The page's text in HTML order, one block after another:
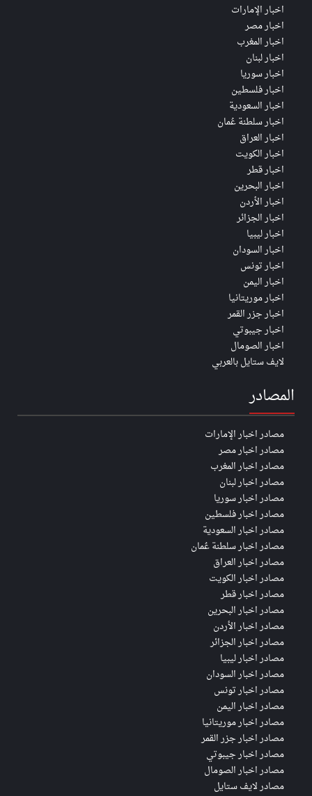
اخبار الإمارات
اخبار مصر
اخبار المغرب
اخبار لبنان
اخبار سوريا
اخبار فلسطين
اخبار السعودية
اخبار سلطنة عُمان
اخبار العراق
اخبار الكويت
اخبار قطر
اخبار البحرين
اخبار الأردن
اخبار الجزائر
اخبار ليبيا
اخبار السودان
اخبار تونس
اخبار اليمن
اخبار موريتانيا
اخبار جزر القمر
اخبار جيبوتي
اخبار الصومال
لايف ستايل بالعربي
المصادر
مصادر اخبار الإمارات
مصادر اخبار مصر
مصادر اخبار المغرب
مصادر اخبار لبنان
مصادر اخبار سوريا
مصادر اخبار فلسطين
مصادر اخبار السعودية
مصادر اخبار سلطنة عُمان
مصادر اخبار العراق
مصادر اخبار الكويت
مصادر اخبار قطر
مصادر اخبار البحرين
مصادر اخبار الأردن
مصادر اخبار الجزائر
مصادر اخبار ليبيا
مصادر اخبار السودان
مصادر اخبار تونس
مصادر اخبار اليمن
مصادر اخبار موريتانيا
مصادر اخبار جزر القمر
مصادر اخبار جيبوتي
مصادر اخبار الصومال
مصادر لايف ستايل